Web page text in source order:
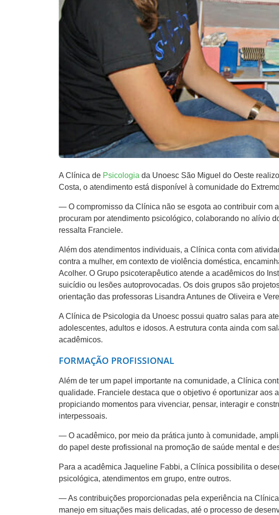
A Clínica de Psicologia da Unoesc São Miguel do Oeste
Costa, o atendimento está disponível à comunidade do
— O compromisso da Clínica não se esgota ao contribuir com
procuram por atendimento psicológico, colaborando no alívio
ressalta Franciele.
Além dos atendimentos individuais, a Clínica conta com
contra a mulher, em contexto de violência doméstica,
Acolher. O Grupo psicoterapêutico atende a acadêmicos do
suicídio ou lesões autoprovocadas. Os dois grupos são
orientação das professoras Lisandra Antunes de Oliveira e
A Clínica de Psicologia da Unoesc possui quatro salas para
adolescentes, adultos e idosos. A estrutura conta ainda com
acadêmicos.
FORMAÇÃO PROFISSIONAL
Além de ter um papel importante na comunidade, a Clínica
qualidade. Franciele destaca que o objetivo é oportunizar
propiciando momentos para vivenciar, pensar, interagir e
interpessoais.
— O acadêmico, por meio da prática junto à comunidade,
do papel deste profissional na promoção de saúde mental e
Para a acadêmica Jaqueline Fabbi, a Clínica possibilita o
psicológica, atendimentos em grupo, entre outros.
— As contribuições proporcionadas pela experiência na
manejo em situações mais delicadas, até o processo de